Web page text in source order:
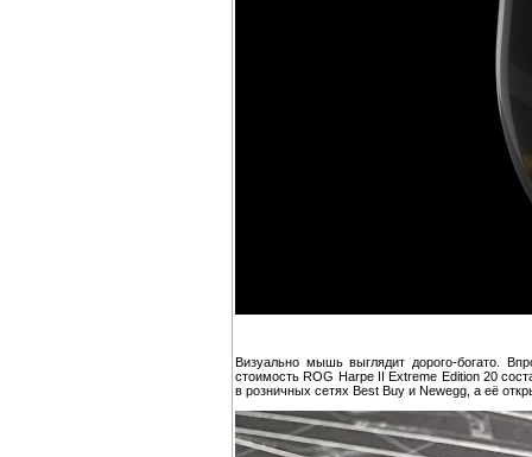
Визуально мышь выглядит дорого-богато.
стоимость ROG Harpe II Extreme Edition 20
в розничных сетях Best Buy и Newegg, а её